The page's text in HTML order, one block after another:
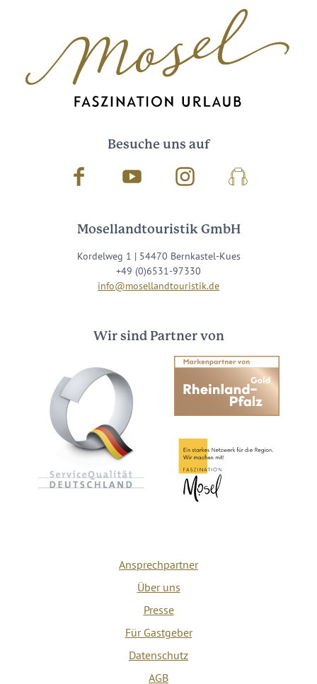
Besuche uns auf
Facebook Youtube InstagramPodcast
Mosellandtouristik GmbH
Kordelweg 1 | 54470 Bernkastel-Kues
+49 (0)6531-97330
info@mosellandtouristik.de
Wir sind Partner von
Ansprechpartner
Über uns
Presse
Für Gastgeber
Datenschutz
AGB